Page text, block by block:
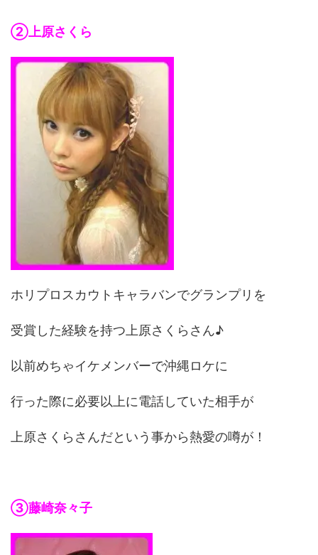
②上原さくら
ホリプロスカウトキャラバンでグランプリを
受賞した経験を持つ上原さくらさん♪
以前めちゃイケメンバーで沖縄ロケに
行った際に必要以上に電話していた相手が
上原さくらさんだという事から熱愛の噂が！
③藤崎奈々子